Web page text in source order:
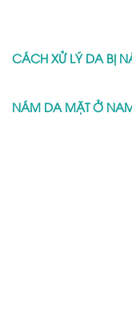
CÁCH XỬ LÝ DA BỊ
NÁM DA MẶT Ở